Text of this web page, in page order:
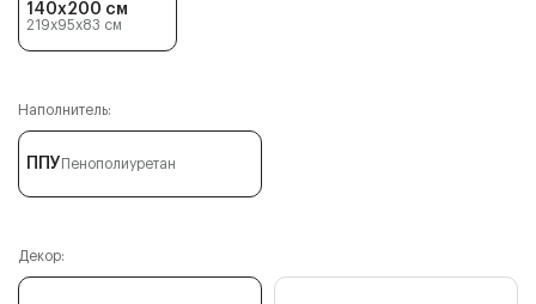
140x200 см
219x95x83 см
Наполнитель:
ППУ Пенополиуретан
Декор: